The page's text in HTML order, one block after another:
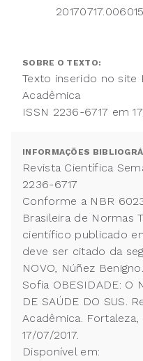
20170717.006015
SOBRE O TEXTO:
Texto inserido no site
Acadêmica
ISSN 2236-6717 em
INFORMAÇÕES
Revista Científica
2236-6717
Conforme a NBR
Brasileira de Normas
científico publicado
deve ser citado da
NOVO, Núñez
Sofia OBESIDADE: O
DE SAÚDE DO SUS.
Acadêmica. Fortaleza,
17/07/2017.
Disponível em: